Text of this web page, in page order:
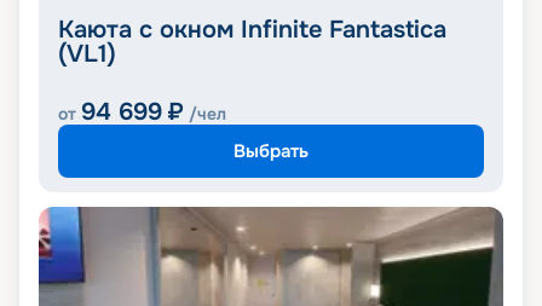
Каюта с окном Infinite Fantastica
(VL1)
от 94 699 ₽ /чел
Выбрать